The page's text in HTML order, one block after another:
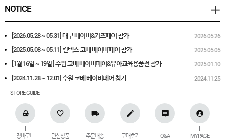
NOTICE
[2026.05.28 ~ 05.31] 대구 베이비&키즈페어 참가 2026.05.26
[2025.05.08 ~ 05.11] 킨텍스 코베 베이비페어 참가 2025.05.05
[1월 16일 ~ 19일 ] 수원 코베 베이비페어&유아교육용품전 참가 2025.01.10
[2024.11.28 ~ 12.01] 수원 코베 베이비페어 참가
2024.11.25
STORE GUIDE
장바구니 관심상품 주문배송 구매후기 Q&A MYPAGE